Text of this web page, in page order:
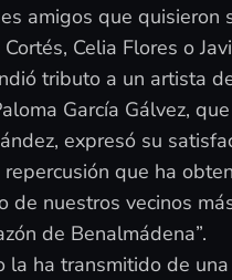
amigos que quisieron
Celia Flores o
tributo a un artista
García Gálvez,
expresó su
que ha
nuestros vecinos
de Benalmádena”.
la ha transmitido de